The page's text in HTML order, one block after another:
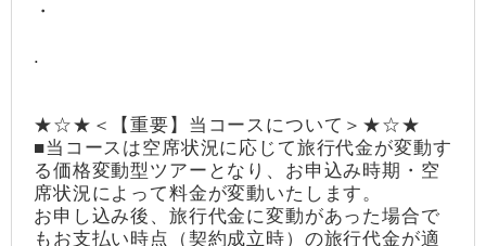
・
.
★☆★＜【重要】当コースについて＞★☆★
■当コースは空席状況に応じて旅行代金が変動す
る価格変動型ツアーとなり、お申込み時期・空
席状況によって料金が変動いたします。
お申し込み後、旅行代金に変動があった場合で
もお支払い時点（契約成立時）の旅行代金が適